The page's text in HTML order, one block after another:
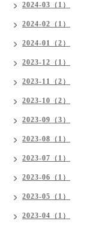
2024-03（1）
2024-02（1）
2024-01（2）
2023-12（1）
2023-11（2）
2023-10（2）
2023-09（3）
2023-08（1）
2023-07（1）
2023-06（1）
2023-05（1）
2023-04（1）